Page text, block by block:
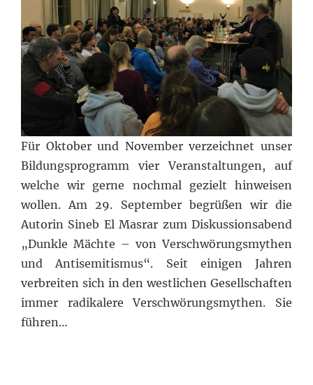
Für Oktober und November verzeichnet unser
Bildungsprogramm vier Veranstaltungen, auf
welche wir gerne nochmal gezielt hinweisen
wollen. Am 29. September begrüßen wir die
Autorin Sineb El Masrar zum Diskussionsabend
„Dunkle Mächte – von Verschwörungsmythen
und Antisemitismus“. Seit einigen Jahren
verbreiten sich in den westlichen Gesellschaften
immer radikalere Verschwörungsmythen. Sie
führen…